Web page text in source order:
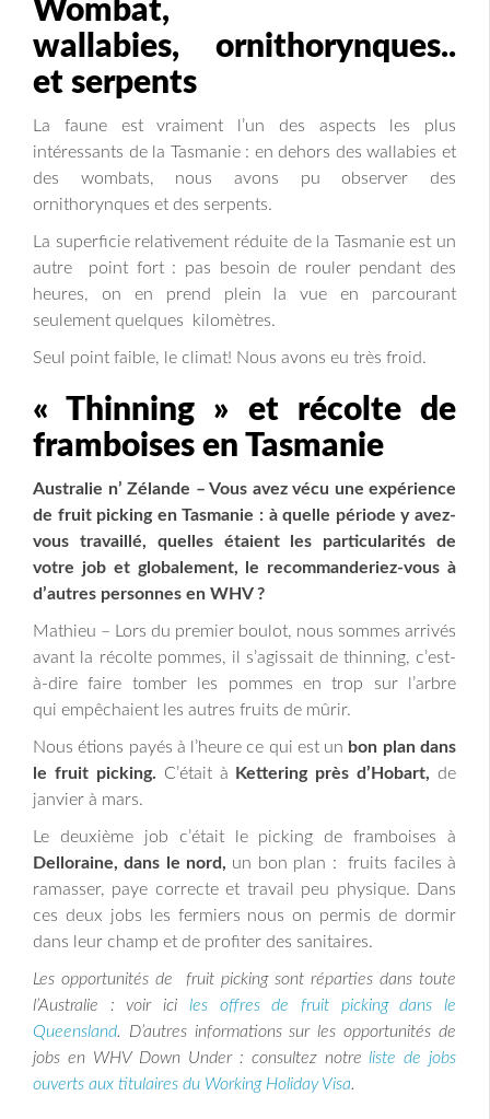
Wombat,
wallabies, ornithorynques..
et serpents
La faune est vraiment l’un des aspects les plus
intéressants de la Tasmanie : en dehors des wallabies et
des wombats, nous avons pu observer des
ornithorynques et des serpents.
La superficie relativement réduite de la Tasmanie est un
autre point fort : pas besoin de rouler pendant des
heures, on en prend plein la vue en parcourant
seulement quelques kilomètres.
Seul point faible, le climat! Nous avons eu très froid.
« Thinning » et récolte de
framboises en Tasmanie
Australie n’ Zélande – Vous avez vécu une expérience
de fruit picking en Tasmanie : à quelle période y avez-
vous travaillé, quelles étaient les particularités de
votre job et globalement, le recommanderiez-vous à
d’autres personnes en WHV ?
Mathieu – Lors du premier boulot, nous sommes arrivés
avant la récolte pommes, il s’agissait de thinning, c’est-
à-dire faire tomber les pommes en trop sur l’arbre
qui empêchaient les autres fruits de mûrir.
Nous étions payés à l’heure ce qui est un bon plan dans
le fruit picking. C’était à Kettering près d’Hobart, de
janvier à mars.
Le deuxième job c’était le picking de framboises à
Delloraine, dans le nord, un bon plan : fruits faciles à
ramasser, paye correcte et travail peu physique. Dans
ces deux jobs les fermiers nous on permis de dormir
dans leur champ et de profiter des sanitaires.
Les opportunités de fruit picking sont réparties dans toute
l’Australie : voir ici les offres de fruit picking dans le
Queensland. D’autres informations sur les opportunités de
jobs en WHV Down Under : consultez notre liste de jobs
ouverts aux titulaires du Working Holiday Visa.